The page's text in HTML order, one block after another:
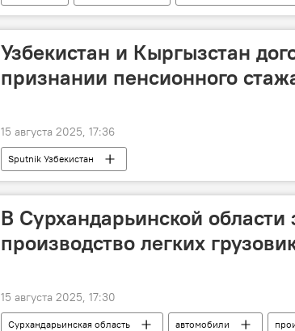
Пресс-центр
наркотики борьба с
Таджикистан
Узбекистан и Кыргызстан
признании пенсионного
15 августа 2025, 17:36
Sputnik Узбекистан
В Сурхандарьинской области
производство легких
15 августа 2025, 17:30
Сурхандарьинская область автомобили